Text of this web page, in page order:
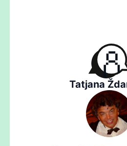
Tatjana